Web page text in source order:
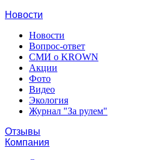
Новости
Новости
Вопрос-ответ
СМИ о KROWN
Акции
Фото
Видео
Экология
Журнал "За рулем"
Отзывы
Компания